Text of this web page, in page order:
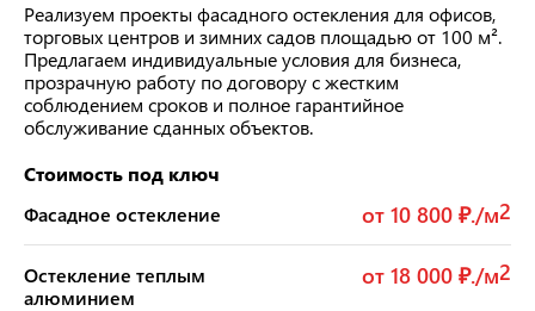
Реализуем проекты фасадного остекления для офисов,
торговых центров и зимних садов площадью от 100 м².
Предлагаем индивидуальные условия для бизнеса,
прозрачную работу по договору с жестким
соблюдением сроков и полное гарантийное
обслуживание сданных объектов.
Стоимость под ключ
Фасадное остекление
от 10 800 ₽./м2
Остекление теплым
алюминием
от 18 000 ₽./м2